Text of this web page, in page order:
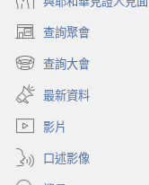
查詢聚會
（開
啟
新
視
窗）
查詢大會
（開
啟
新
視
最新資料
影片
口述影像